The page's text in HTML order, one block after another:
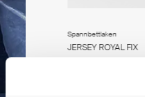
Spannbettlaken
JERSEY ROYAL FIX